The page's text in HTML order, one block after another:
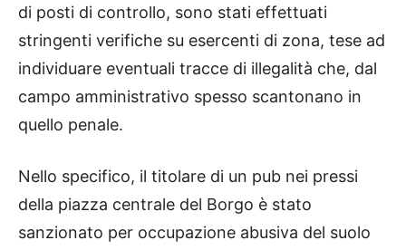
di posti di controllo, sono stati effettuati
stringenti verifiche su esercenti di zona, tese ad
individuare eventuali tracce di illegalità che, dal
campo amministrativo spesso scantonano in
quello penale.
Nello specifico, il titolare di un pub nei pressi
della piazza centrale del Borgo è stato
sanzionato per occupazione abusiva del suolo